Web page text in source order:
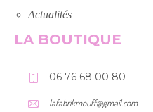
Actualités
LA BOUTIQUE
06 76 68 00 80
lafabrikmouff@gmail.com